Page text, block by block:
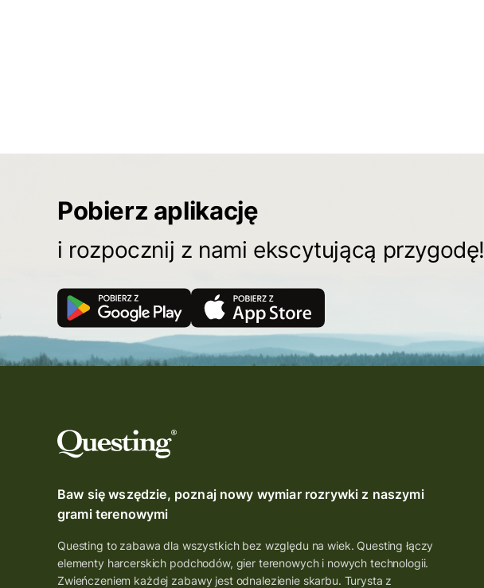
Pobierz aplikację
i rozpocznij z nami ekscytującą przygodę!
Baw się wszędzie, poznaj nowy wymiar rozrywki z naszymi
grami terenowymi
Questing to zabawa dla wszystkich bez względu na wiek. Questing łączy
elementy harcerskich podchodów, gier terenowych i nowych technologii.
Zwieńczeniem każdej zabawy jest odnalezienie skarbu. Turysta z